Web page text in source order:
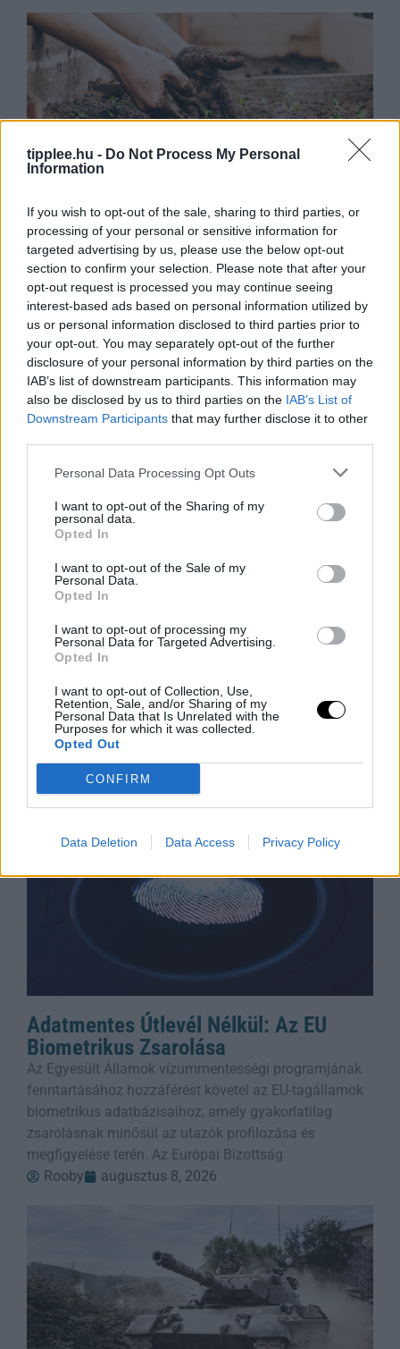
tipplee.hu - Do Not Process My Personal
Information
If you wish to opt-out of the sale, sharing to third parties, or
processing of your personal or sensitive information for
targeted advertising by us, please use the below opt-out
section to confirm your selection. Please note that after your
opt-out request is processed you may continue seeing
interest-based ads based on personal information utilized by
us or personal information disclosed to third parties prior to
your opt-out. You may separately opt-out of the further
disclosure of your personal information by third parties on the
IAB’s list of downstream participants. This information may
also be disclosed by us to third parties on the IAB’s List of
Downstream Participants that may further disclose it to other
Personal Data Processing Opt Outs
I want to opt-out of the Sharing of my
personal data.
Opted In
I want to opt-out of the Sale of my
Personal Data.
Opted In
I want to opt-out of processing my
Personal Data for Targeted Advertising.
Opted In
I want to opt-out of Collection, Use,
Retention, Sale, and/or Sharing of my
Personal Data that Is Unrelated with the
Purposes for which it was collected.
Opted Out
CONFIRM
Data Deletion Data Access Privacy Policy
Kertből a konyhába: Így spórolok havi
500 dollárt friss zöldségeken
Ha azt mondtad volna öt éve, hogy a reggeleimet
paradicsomnövények ellenőrzésével és az első eper
betakarításával kezdem, biztosan elnevettem volna
magam. Egy kétgyermekes anyukaként és
Rooby
augusztus 9, 2026
Bíró Elutasítja a Trump-féle Választási
Álom Igazolására Irányuló
Tanúvallomást
Egy szövetségi bíró kedden megsemmisített egy nagy
esküdtszéki idézést, amely Trump elnök 2020-as
választási csalásról szóló hamis állításait próbálta
alátámasztani. William M. Ray II bíró,
augusztus 8, 2026
Adatmentes Útlevél Nélkül: Az EU
Biometrikus Zsarolása
Az Egyesült Államok vízummentességi programjának
fenntartásához hozzáférést követel az EU-tagállamok
biometrikus adatbázisaihoz, amely gyakorlatilag
zsarolásnak minősül az utazók profilozása és
megfigyelése terén. Az Európai Bizottság
Rooby
augusztus 8, 2026